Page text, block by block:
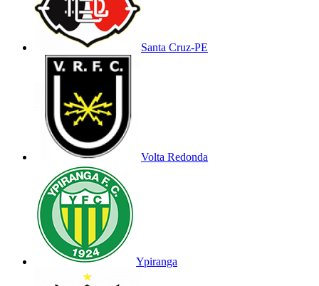
Santa Cruz-PE
Volta Redonda
Ypiranga